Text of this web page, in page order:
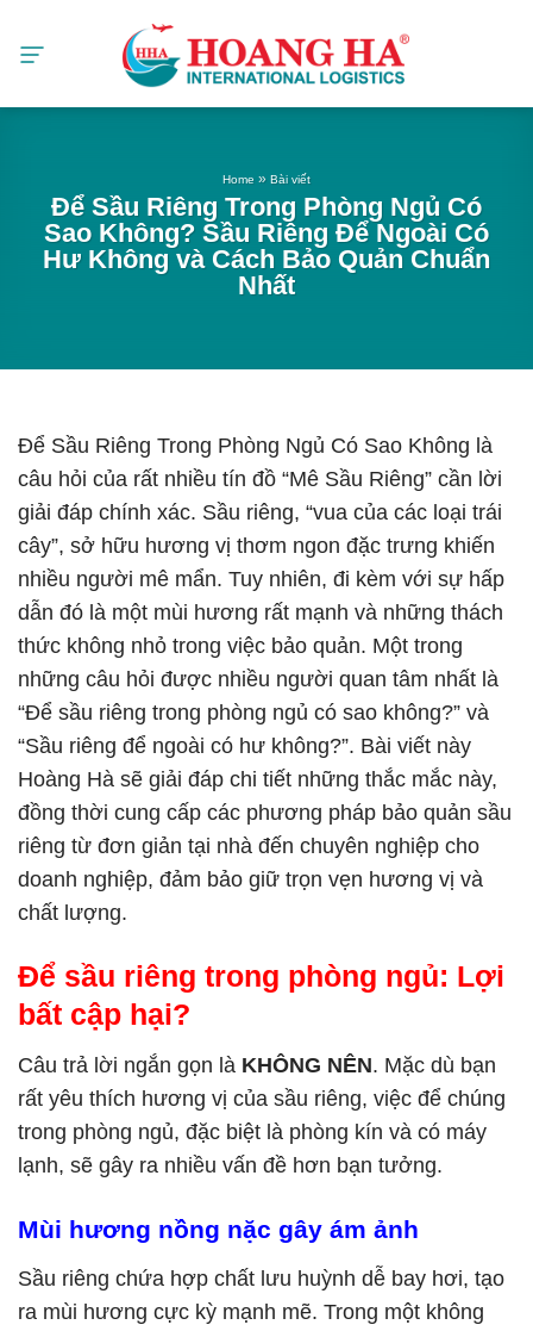
Home » Bài viết
Để Sầu Riêng Trong Phòng Ngủ Có
Sao Không? Sầu Riêng Để Ngoài Có
Hư Không và Cách Bảo Quản Chuẩn
Nhất
Để Sầu Riêng Trong Phòng Ngủ Có Sao Không là
câu hỏi của rất nhiều tín đồ “Mê Sầu Riêng” cần lời
giải đáp chính xác. Sầu riêng, “vua của các loại trái
cây”, sở hữu hương vị thơm ngon đặc trưng khiến
nhiều người mê mẩn. Tuy nhiên, đi kèm với sự hấp
dẫn đó là một mùi hương rất mạnh và những thách
thức không nhỏ trong việc bảo quản. Một trong
những câu hỏi được nhiều người quan tâm nhất là
“Để sầu riêng trong phòng ngủ có sao không?” và
“Sầu riêng để ngoài có hư không?”. Bài viết này
Hoàng Hà sẽ giải đáp chi tiết những thắc mắc này,
đồng thời cung cấp các phương pháp bảo quản sầu
riêng từ đơn giản tại nhà đến chuyên nghiệp cho
doanh nghiệp, đảm bảo giữ trọn vẹn hương vị và
chất lượng.
Để sầu riêng trong phòng ngủ: Lợi
bất cập hại?
Câu trả lời ngắn gọn là KHÔNG NÊN. Mặc dù bạn
rất yêu thích hương vị của sầu riêng, việc để chúng
trong phòng ngủ, đặc biệt là phòng kín và có máy
lạnh, sẽ gây ra nhiều vấn đề hơn bạn tưởng.
Mùi hương nồng nặc gây ám ảnh
Sầu riêng chứa hợp chất lưu huỳnh dễ bay hơi, tạo
ra mùi hương cực kỳ mạnh mẽ. Trong một không